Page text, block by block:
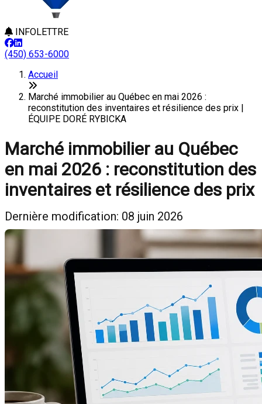
INFOLETTRE
(450) 653-6000
Accueil
Marché immobilier au Québec en mai 2026 :
reconstitution des inventaires et résilience des prix |
ÉQUIPE DORÉ RYBICKA
Marché immobilier au Québec
en mai 2026 : reconstitution des
inventaires et résilience des prix
Dernière modification: 08 juin 2026